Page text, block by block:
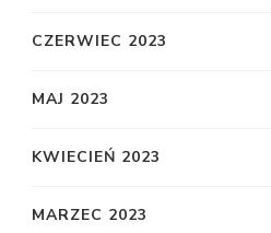
CZERWIEC 2023
MAJ 2023
KWIECIEŃ 2023
MARZEC 2023